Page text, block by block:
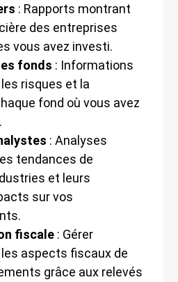
: Rapports montrant
des entreprises
vous avez investi.
fonds : Informations
risques et la
fond où vous avez
: Analyses
tendances de
et leurs
sur vos
fiscale : Gérer
aspects fiscaux de
grâce aux relevés